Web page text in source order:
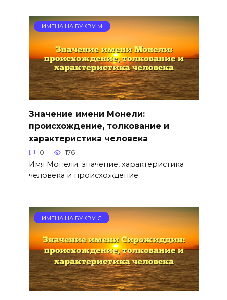
ИМЕНА НА БУКВУ М
Значение имени Монели:
происхождение, толкование и
характеристика человека
0 176
Имя Монели: значение, характеристика
человека и происхождение
ИМЕНА НА БУКВУ С